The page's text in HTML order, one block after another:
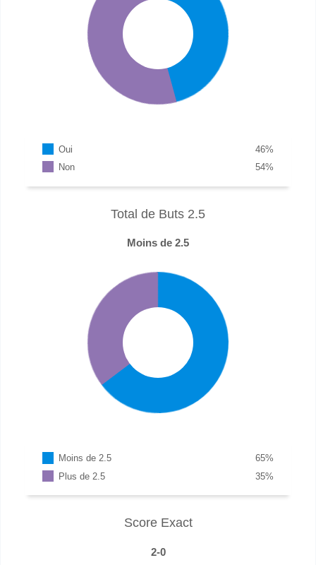
Oui %
46
Non
%
54
Total de Buts 2.5
Moins de 2.5
Moins de 2.5 %
65
Plus de 2.5
%
35
Score Exact
2-0